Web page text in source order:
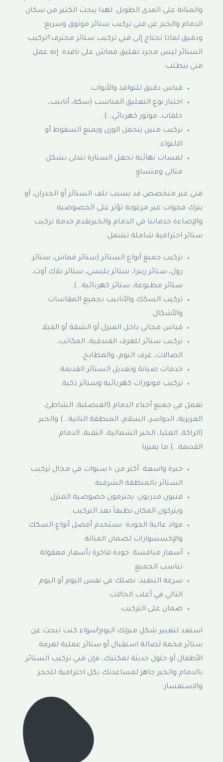
والمتانة على المدى الطويل. لهذا يبحث الكثير من سكان
الدمام والخبر عن فني تركيب ستائر موثوق وسريع
ودقيق.لماذا تحتاج إلى فني تركيب ستائر محترف؟تركيب
الستائر ليس مجرد تعليق قماش على نافذة. إنه عمل
فني يتطلب:
قياس دقيق للنوافذ والأبواب.
اختيار نوع التعليق المناسب (سكة، أنابيب،
حلقات، موتور كهربائي…).
تركيب متين يتحمل الوزن ويمنع السقوط أو
الالتواء.
لمسات نهائية تجعل الستارة تتدلى بشكل
مثالي ومتساوٍ.
فني غير متخصص قد يسبب تلف الستائر أو الجدران، أو
يترك فجوات غير مرغوبة تؤثر على الخصوصية
والإضاءة.خدماتنا في الدمام والخبرنقدم خدمة تركيب
ستائر احترافية شاملة تشمل:
تركيب جميع أنواع الستائر (ستائر قماش، ستائر
رول، ستائر زيبرا، ستائر بليسي، ستائر بلاك أوت،
ستائر مطبوعة، ستائر كهربائية…).
تركيب السكك والأنابيب بجميع المقاسات
والأشكال.
قياس مجاني داخل المنزل أو الشقة أو الفيلا.
تركيب ستائر للغرف الفندقية، المكاتب،
الصالات، غرف النوم، والمطابخ.
خدمات صيانة وتعديل الستائر القديمة.
تركيب موتورات كهربائية وستائر ذكية.
نعمل في جميع أحياء الدمام (الفيصلية، الشاطئ،
العزيزية، الدواسر، السلام، المنطقة الثانية…) والخبر
(الراكة، العليا، الخبر الشمالية، الثقبة، الدمام
القديمة…).ما يميزنا
خبرة واسعة: أكثر من ١٠ سنوات في مجال تركيب
الستائر بالمنطقة الشرقية.
فنيون مدربون: يحترمون خصوصية المنزل
ويتركون المكان نظيفاً بعد التركيب.
مواد عالية الجودة: نستخدم أفضل أنواع السكك
والإكسسوارات لضمان المتانة.
أسعار منافسة: جودة فاخرة بأسعار معقولة
تناسب الجميع.
سرعة التنفيذ: نصلك في نفس اليوم أو اليوم
التالي في أغلب الحالات.
ضمان على التركيب.
استعد لتغيير شكل منزلك اليوم!سواء كنت تبحث عن
ستائر فخمة لصالة استقبال أو ستائر عملية لغرفة
الأطفال أو حلول حديثة لمكتبك، فإن فني تركيب الستائر
بالدمام والخبر جاهز لمساعدتك بكل احترافية.للحجز
والاستفسار: